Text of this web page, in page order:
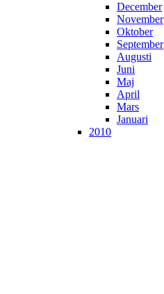
December
November
Oktober
September
Augusti
Juni
Maj
April
Mars
Januari
2010